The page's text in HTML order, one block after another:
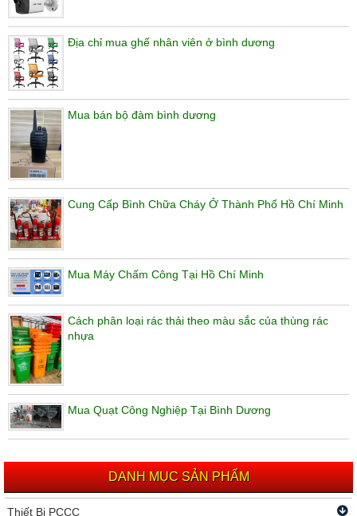
Địa chỉ mua ghế nhân viên ở bình dương
Mua bán bộ đàm bình dương
Cung Cấp Bình Chữa Cháy Ở Thành Phố Hồ Chí Minh
Mua Máy Chấm Công Tại Hồ Chí Minh
Cách phân loại rác thải theo màu sắc của thùng rác
nhựa
Mua Quạt Công Nghiệp Tại Bình Dương
DANH MỤC SẢN PHẨM
Thiết Bị PCCC